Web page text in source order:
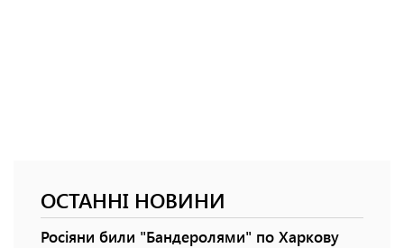
ОСТАННІ НОВИНИ
Росіяни били "Бандеролями" по Харкову